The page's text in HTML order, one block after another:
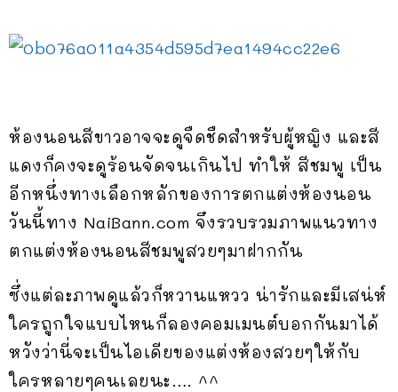
ห้องนอนสีขาวอาจจะดูจืดชืดสำหรับผู้หญิง และสี
แดงก็คงจะดูร้อนจัดจนเกินไป ทำให้ สีชมพู เป็น
อีกหนึ่งทางเลือกหลักของการตกแต่งห้องนอน
วันนี้ทาง NaiBann.com จึงรวบรวมภาพแนวทาง
ตกแต่งห้องนอนสีชมพูสวยๆมาฝากกัน
ซึ่งแต่ละภาพดูแล้วก็หวานแหวว น่ารักและมีเสน่ห์
ใครถูกใจแบบไหนก็ลองคอมเมนต์บอกกันมาได้
หวังว่านี่จะเป็นไอเดียของแต่งห้องสวยๆให้กับ
ใครหลายๆคนเลยนะ…. ^^